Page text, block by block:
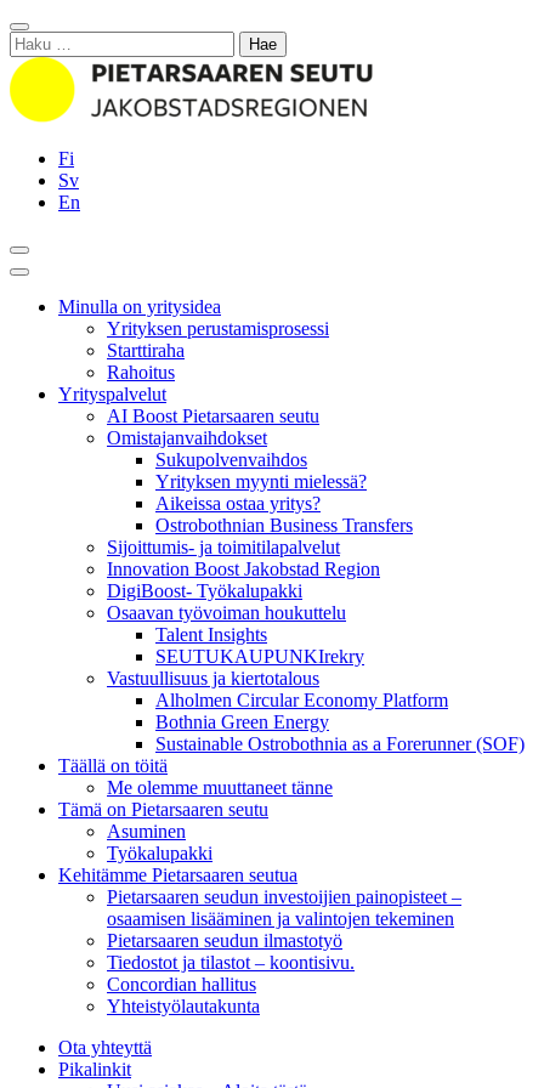
Siirry
sisältöön
Sulje
Haku:
Fi
Sv
En
Hae
Päävalikko
Minulla on yritysidea
Yrityksen perustamisprosessi
Starttiraha
Rahoitus
Yrityspalvelut
AI Boost Pietarsaaren seutu
Omistajanvaihdokset
Sukupolvenvaihdos
Yrityksen myynti mielessä?
Aikeissa ostaa yritys?
Ostrobothnian Business Transfers
Sijoittumis- ja toimitilapalvelut
Innovation Boost Jakobstad Region
DigiBoost- Työkalupakki
Osaavan työvoiman houkuttelu
Talent Insights
SEUTUKAUPUNKIrekry
Vastuullisuus ja kiertotalous
Alholmen Circular Economy Platform
Bothnia Green Energy
Sustainable Ostrobothnia as a Forerunner (SOF)
Täällä on töitä
Me olemme muuttaneet tänne
Tämä on Pietarsaaren seutu
Asuminen
Työkalupakki
Kehitämme Pietarsaaren seutua
Pietarsaaren seudun investoijien painopisteet –
osaamisen lisääminen ja valintojen tekeminen
Pietarsaaren seudun ilmastotyö
Tiedostot ja tilastot – koontisivu.
Concordian hallitus
Yhteistyölautakunta
Ota yhteyttä
Pikalinkit